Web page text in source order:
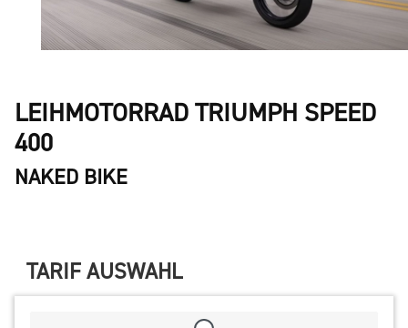
LEIHMOTORRAD TRIUMPH SPEED
400
NAKED BIKE
TARIF AUSWAHL